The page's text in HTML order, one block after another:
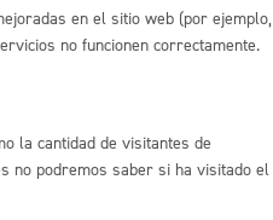
municipal
en el sitio web (por ejemplo,
no funcionen correctamente.
la cantidad de visitantes de
no podremos saber si ha visitado el